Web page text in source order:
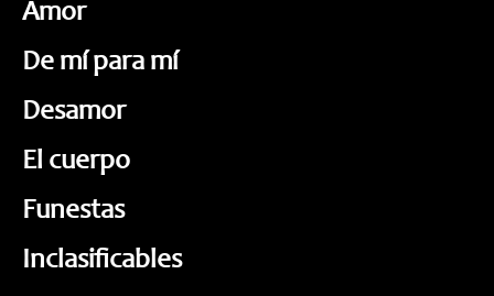
Amor
De mí para mí
Desamor
El cuerpo
Funestas
Inclasificables